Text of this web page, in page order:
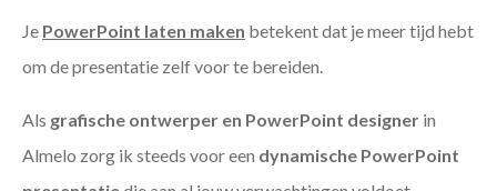
Je PowerPoint laten maken betekent dat je meer tijd hebt
om de presentatie zelf voor te bereiden.
Als grafische ontwerper en PowerPoint designer in
Almelo zorg ik steeds voor een dynamische PowerPoint